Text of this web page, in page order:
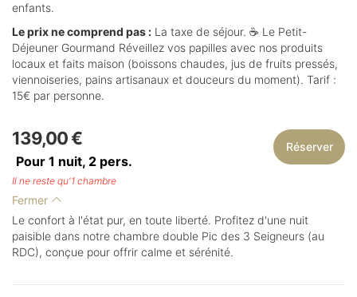
enfants.
Le prix ne comprend pas : La taxe de séjour. ☕ Le Petit-
Déjeuner Gourmand Réveillez vos papilles avec nos produits
locaux et faits maison (boissons chaudes, jus de fruits pressés,
viennoiseries, pains artisanaux et douceurs du moment). Tarif :
15€ par personne.
139,00 €
Pour 1 nuit, 2 pers.
Réserver
Il ne reste qu'1 chambre
Fermer
Le confort à l'état pur, en toute liberté. Profitez d'une nuit
paisible dans notre chambre double Pic des 3 Seigneurs (au
RDC), conçue pour offrir calme et sérénité.